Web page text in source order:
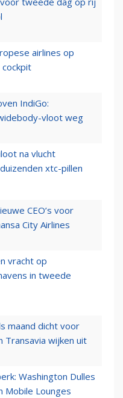
airlines op
IndiGo:
vloot weg
na vlucht
xtc-pillen
CEO’s voor
City Airlines
vracht op
in tweede
maand dicht voor
Transavia wijken uit
Washington Dulles
Mobile Lounges